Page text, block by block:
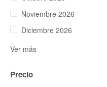
Noviembre 2026
Diciembre 2026
Ver más
Precio